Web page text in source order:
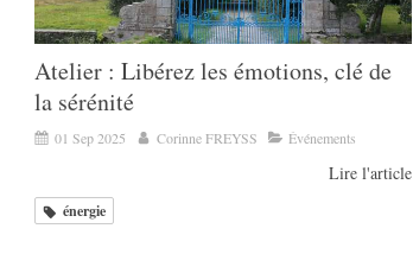
Atelier : Libérez les émotions, clé de
la sérénité
01 Sep 2025 Corinne FREYSS Événements
Lire l'article
énergie